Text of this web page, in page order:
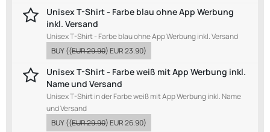
Unisex T-Shirt - Farbe blau ohne App Werbung
inkl. Versand
Unisex T-Shirt - Farbe blau ohne App Werbung inkl. Versand
BUY((EUR 29.90)EUR 23.90)
Unisex T-Shirt - Farbe weiß mit App Werbung inkl.
Name und Versand
Unisex T-Shirt in der Farbe weiß mit App Werbung inkl. Name
und Versand
BUY((EUR 29.90)EUR 26.90)